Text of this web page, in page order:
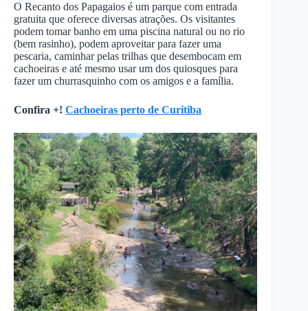
O Recanto dos Papagaios é um parque com entrada
gratuita que oferece diversas atrações. Os visitantes
podem tomar banho em uma piscina natural ou no rio
(bem rasinho), podem aproveitar para fazer uma
pescaria, caminhar pelas trilhas que desembocam em
cachoeiras e até mesmo usar um dos quiosques para
fazer um churrasquinho com os amigos e a família.
Confira +! Cachoeiras perto de Curitiba